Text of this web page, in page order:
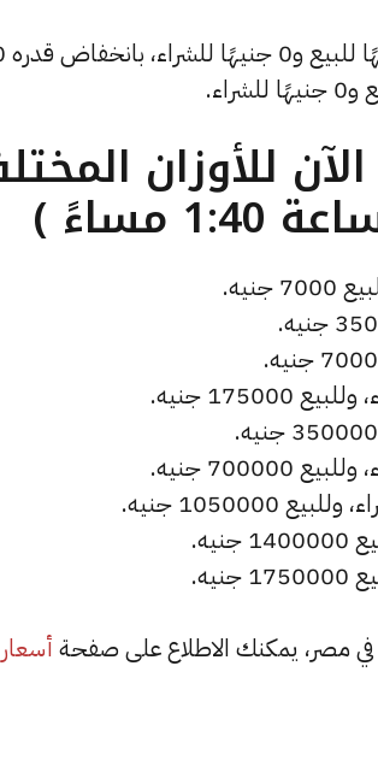
وشهد سعر الأونصة
ما هو سعر الذهب عيار 21 الآن للأوزان
أسعار